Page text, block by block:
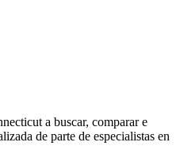
a buscar, comparar e
de parte de especialistas en